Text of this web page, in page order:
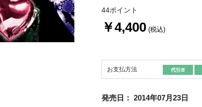
44ポイント
￥4,400 (税込)
お支払方法
発売日： 2014年07月23日